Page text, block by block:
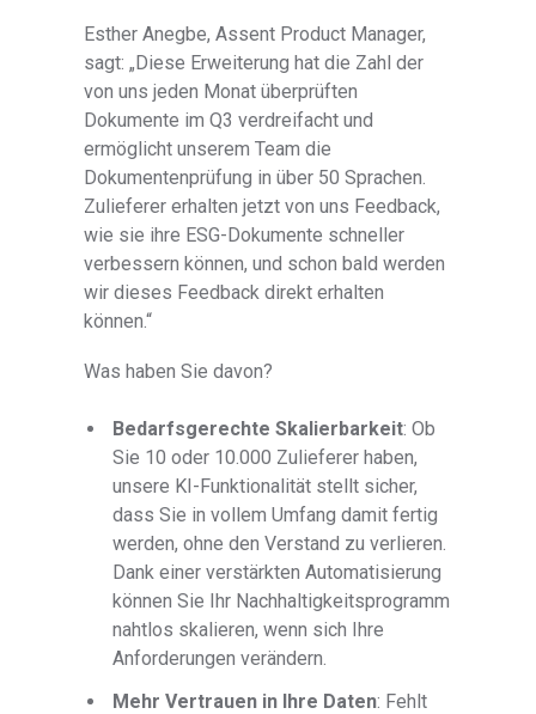
Esther Anegbe, Assent Product Manager,
sagt: „Diese Erweiterung hat die Zahl der
von uns jeden Monat überprüften
Dokumente im Q3 verdreifacht und
ermöglicht unserem Team die
Dokumentenprüfung in über 50 Sprachen.
Zulieferer erhalten jetzt von uns Feedback,
wie sie ihre ESG-Dokumente schneller
verbessern können, und schon bald werden
wir dieses Feedback direkt erhalten
können.“
Was haben Sie davon?
Bedarfsgerechte Skalierbarkeit: Ob
Sie 10 oder 10.000 Zulieferer haben,
unsere KI-Funktionalität stellt sicher,
dass Sie in vollem Umfang damit fertig
werden, ohne den Verstand zu verlieren.
Dank einer verstärkten Automatisierung
können Sie Ihr Nachhaltigkeitsprogramm
nahtlos skalieren, wenn sich Ihre
Anforderungen verändern.
Mehr Vertrauen in Ihre Daten: Fehlt